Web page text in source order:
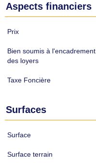
Aspects financiers
Prix
Bien soumis à l'encadrement
des loyers
Taxe Foncière
Surfaces
Surface
Surface terrain